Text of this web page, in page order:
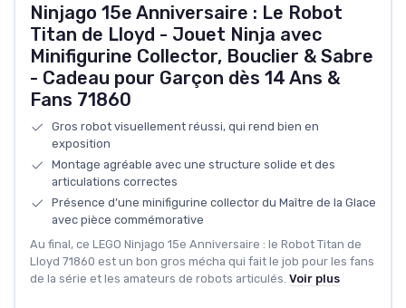
Ninjago 15e Anniversaire : Le Robot
Titan de Lloyd - Jouet Ninja avec
Minifigurine Collector, Bouclier & Sabre
- Cadeau pour Garçon dès 14 Ans &
Fans 71860
Gros robot visuellement réussi, qui rend bien en
exposition
Montage agréable avec une structure solide et des
articulations correctes
Présence d’une minifigurine collector du Maître de la Glace
avec pièce commémorative
Au final, ce LEGO Ninjago 15e Anniversaire : le Robot Titan de
Lloyd 71860 est un bon gros mécha qui fait le job pour les fans
de la série et les amateurs de robots articulés. Voir plus